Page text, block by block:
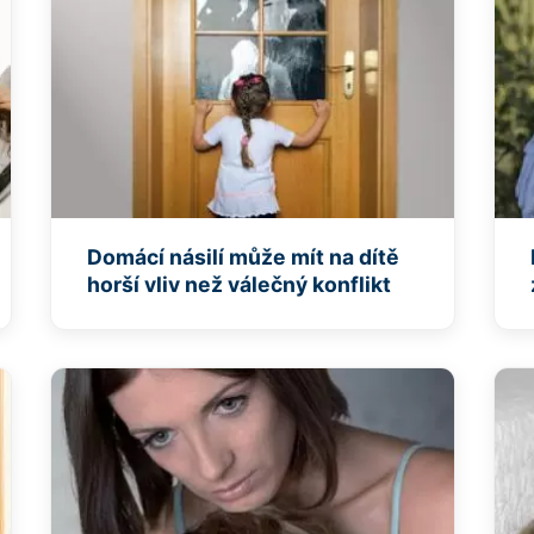
Domácí násilí může mít na dítě
horší vliv než válečný konflikt